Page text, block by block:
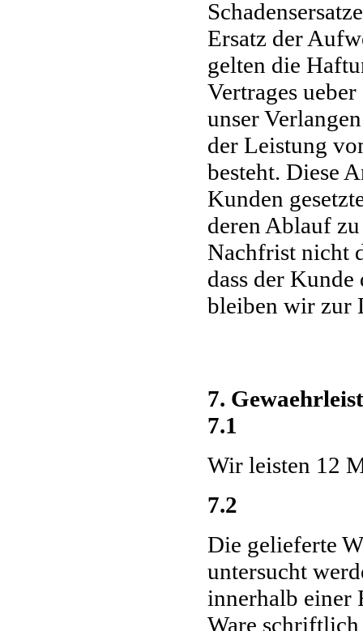
Ersatz der
gelten die
Vertrages
unser
der Leistung
besteht. Diese
Kunden
deren Ablauf
Nachfrist nicht
dass der
bleiben wir zur
7.
7.1
Wir leisten 12
7.2
Die gelieferte
untersucht
innerhalb einer
Ware